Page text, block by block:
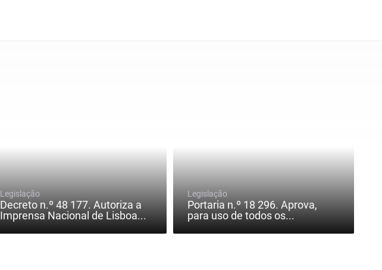
Legislação
Decreto n.º 48 177. Autoriza a
Imprensa Nacional de Lisboa...
Legislação
Portaria n.º 18 296. Aprova,
para uso de todos os...